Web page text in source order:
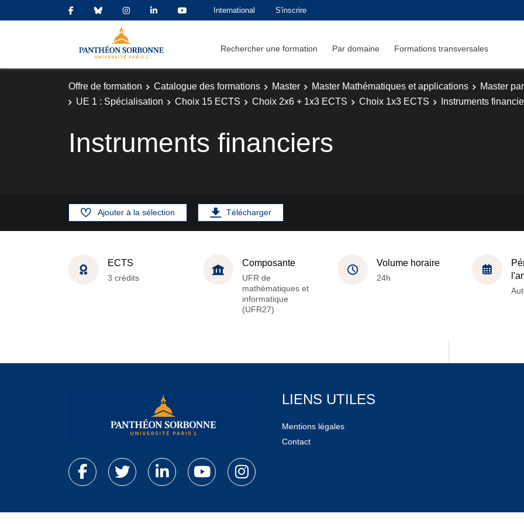
International S'inscrire
Rechercher une formation Par domaine Formations transversales
Offre de formation Catalogue des formations Master Master Mathématiques et applications
Master
UE 1 : Spécialisation
Choix 15 ECTS Choix 2x6 + 1x3 ECTS Choix 1x3 ECTS Instruments
Instruments financiers
Ajouter à la sélection Télécharger
ECTS
3 crédits
Composante
UFR de
mathématiques et
informatique
(UFR27)
Volume horaire
24h
LIENS UTILES
Mentions légales
Contact